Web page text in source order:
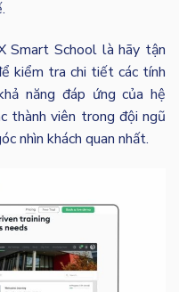
Smart School là hãy tận
kiểm tra chi tiết các tính
năng đáp ứng của hệ
thành viên trong đội ngũ
nhìn khách quan nhất.